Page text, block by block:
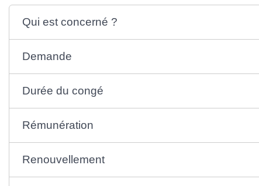
Qui est concerné ?
Demande
Durée du congé
Rémunération
Renouvellement